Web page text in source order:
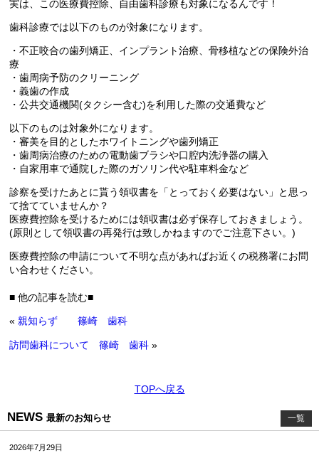
実は、この医療費控除、自由歯科診療も対象になるんです！
歯科診療では以下のものが対象になります。
・不正咬合の歯列矯正、インプラント治療、骨移植などの保険外治
療
・歯周病予防のクリーニング
・義歯の作成
・公共交通機関(タクシー含む)を利用した際の交通費など
以下のものは対象外になります。
・審美を目的としたホワイトニングや歯列矯正
・歯周病治療のための電動歯ブラシや口腔内洗浄器の購入
・自家用車で通院した際のガソリン代や駐車料金など
診察を受けたあとに貰う領収書を「とっておく必要はない」と思っ
て捨てていませんか？
医療費控除を受けるためには領収書は必ず保存しておきましょう。
(原則として領収書の再発行は致しかねますのでご注意下さい。)
医療費控除の申請について不明な点があればお近くの税務署にお問
い合わせください。
■ 他の記事を読む■
«親知らず 篠崎 歯科
訪問歯科について 篠崎 歯科 »
TOPへ戻る
NEWS 最新のお知らせ 一覧
2026年7月29日